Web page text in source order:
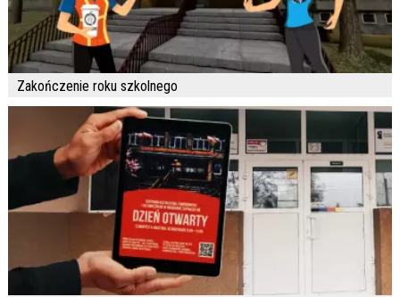
Zakończenie roku szkolnego